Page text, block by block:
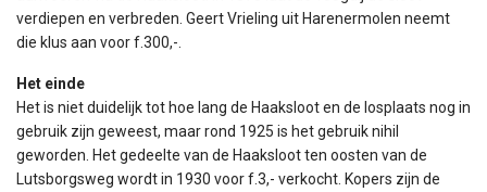
verdiepen en verbreden. Geert Vrieling uit Harenermolen neemt
die klus aan voor f.300,-.
Het einde
Het is niet duidelijk tot hoe lang de Haaksloot en de losplaats nog in
gebruik zijn geweest, maar rond 1925 is het gebruik nihil
geworden. Het gedeelte van de Haaksloot ten oosten van de
Lutsborgsweg wordt in 1930 voor f.3,- verkocht. Kopers zijn de